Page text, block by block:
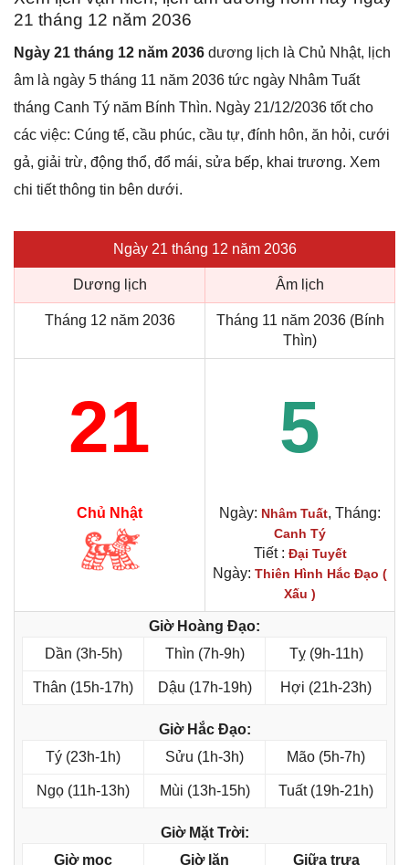
21 tháng 12 năm 2036
Ngày 21 tháng 12 năm 2036 dương lịch là Chủ Nhật, lịch
âm là ngày 5 tháng 11 năm 2036 tức ngày Nhâm Tuất
tháng Canh Tý năm Bính Thìn. Ngày 21/12/2036 tốt cho
các việc: Cúng tế, cầu phúc, cầu tự, đính hôn, ăn hỏi, cưới
gả, giải trừ, động thổ, đổ mái, sửa bếp, khai trương. Xem
chi tiết thông tin bên dưới.
Ngày 21 tháng 12 năm 2036
Dương lịch Âm lịch
Tháng 12 năm 2036
Tháng 11 năm 2036 (Bính
Thìn)
21 5
Chủ Nhật Ngày: Nhâm Tuất, Tháng:
Canh Tý
Tiết : Đại Tuyết
Ngày: Thiên Hình Hắc Đạo (
Xấu )
Giờ Hoàng Đạo:
Dần (3h-5h)
Thìn (7h-9h) Tỵ (9h-11h)
Thân (15h-17h) Dậu (17h-19h) Hợi (21h-23h)
Giờ Hắc Đạo:
Tý (23h-1h)
Sửu (1h-3h) Mão (5h-7h)
Ngọ (11h-13h) Mùi (13h-15h) Tuất (19h-21h)
Giờ Mặt Trời:
Giờ mọc
Giờ lặn Giữa trưa